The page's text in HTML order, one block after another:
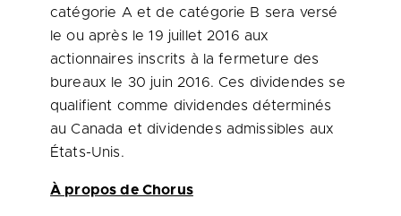
catégorie A et de catégorie B sera versé
le ou après le 19 juillet 2016 aux
actionnaires inscrits à la fermeture des
bureaux le 30 juin 2016. Ces dividendes se
qualifient comme dividendes déterminés
auCanada et dividendes admissibles aux
États-Unis.
À propos de Chorus